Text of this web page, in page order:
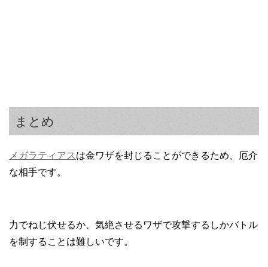
まとめ
メガラティアス は金ワザを封じることができるため、厄介
な相手です。
力でねじ伏せるか、気絶させるワザで攻撃するしかバトル
を制することは難しいです。